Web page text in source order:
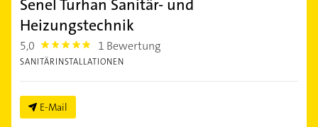
Senel Turhan Sanitär- und
Heizungstechnik
5,0 5.0 1 Bewertung
SANITÄRINSTALLATIONEN
E-Mail